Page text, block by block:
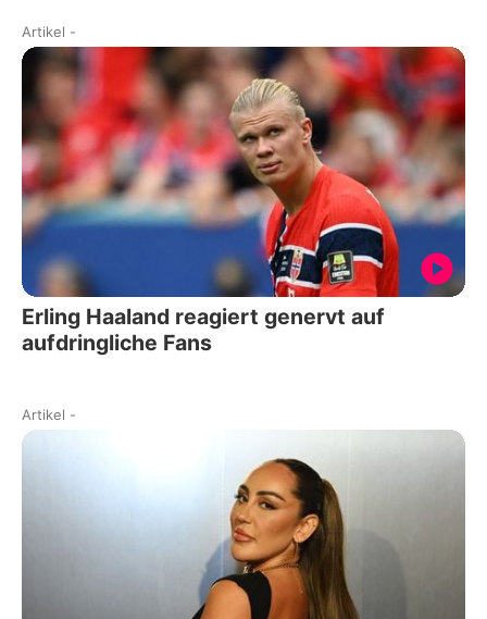
Artikel -
Erling Haaland reagiert genervt auf
aufdringliche Fans
Artikel -